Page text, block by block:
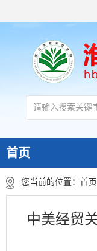
首页
您当前的位置： 首页
中美经贸